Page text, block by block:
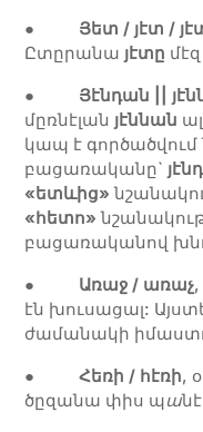
● Յետ / յէտ /
Ըտըրանա յէտը
● Յէնդան ||
մըռնէլան յէննան
կապ է
բացառականը`
«ետևից»
«հետո»
բացառականով
● Առաջ / առաչ,
էն խուսացալ:
ժամանակի
● Հեռի / հէռի,
ծըզանա փիս պա